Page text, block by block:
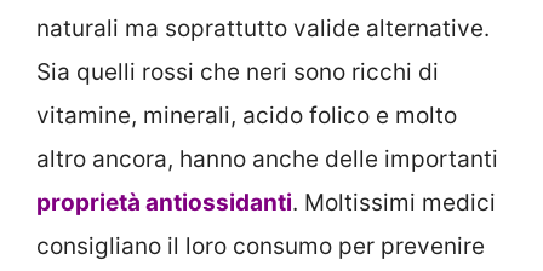
naturali ma soprattutto valide alternative.
Sia quelli rossi che neri sono ricchi di
vitamine, minerali, acido folico e molto
altro ancora, hanno anche delle importanti
proprietà antiossidanti. Moltissimi medici
consigliano il loro consumo per prevenire